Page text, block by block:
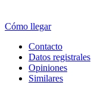
Cómo llegar
Contacto
Datos registrales
Opiniones
Similares